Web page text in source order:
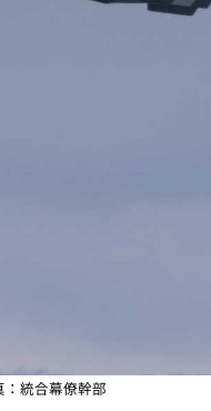
統合幕僚幹部